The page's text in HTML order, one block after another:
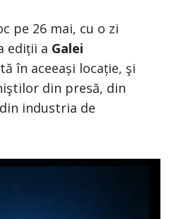
pe 26 mai, cu o zi
ediții a Galei
în aceeași locație, şi
din presă, din
industria de